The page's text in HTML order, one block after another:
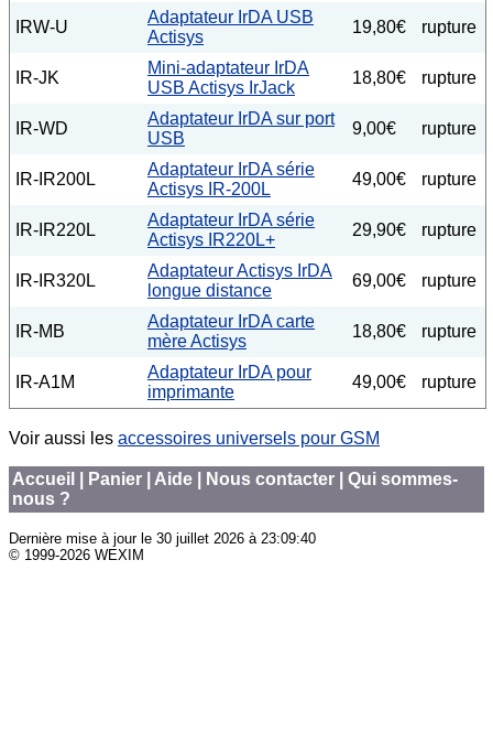
IRW-U
Adaptateur IrDA USB
Actisys
19,80€ rupture
IR-JK
Mini-adaptateur IrDA
USB Actisys IrJack
18,80€ rupture
IR-WD
Adaptateur IrDA sur port
USB
9,00€ rupture
IR-IR200L
Adaptateur IrDA série
Actisys IR-200L
49,00€ rupture
IR-IR220L
Adaptateur IrDA série
Actisys IR220L+
29,90€ rupture
IR-IR320L
Adaptateur Actisys IrDA
longue distance
69,00€ rupture
IR-MB
Adaptateur IrDA carte
mère Actisys
18,80€ rupture
IR-A1M
Adaptateur IrDA pour
imprimante
49,00€ rupture
Voir aussi les accessoires universels pour GSM
Accueil Panier Aide Nous contacter
Qui sommes-
nous ?
Dernière mise à jour le 30 juillet 2026 à 23:09:40
© 1999-2026 WEXIM